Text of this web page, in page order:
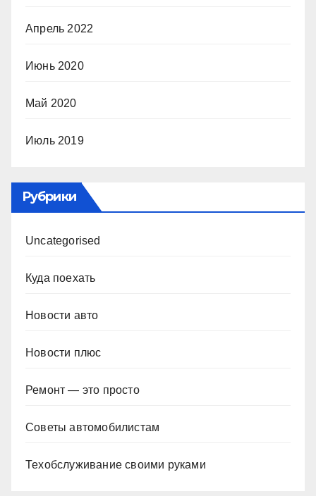
Апрель 2022
Июнь 2020
Май 2020
Июль 2019
Рубрики
Uncategorised
Куда поехать
Новости авто
Новости плюс
Ремонт — это просто
Советы автомобилистам
Техобслуживание своими руками